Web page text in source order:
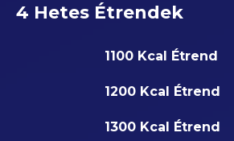
4 Hetes Étrendek
1100 Kcal Étrend
1200 Kcal Étrend
1300 Kcal Étrend